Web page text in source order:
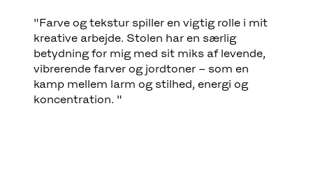
"Farve og tekstur spiller en vigtig rolle i mit
kreative arbejde. Stolen har en særlig
betydning for mig med sit miks af levende,
vibrerende farver og jordtoner – som en
kamp mellem larm og stilhed, energi og
koncentration. "